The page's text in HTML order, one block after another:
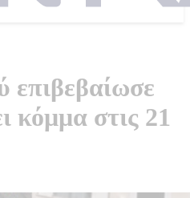
επιβεβαίωσε
κόμμα στις 21